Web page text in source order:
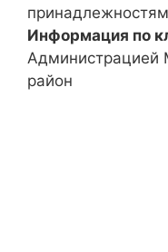
Информация по
Администрацией
район